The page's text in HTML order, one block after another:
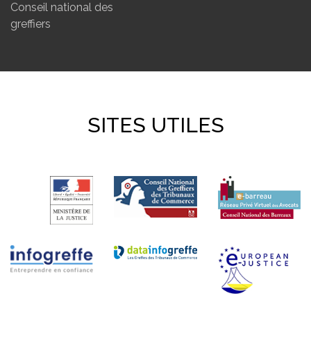
Conseil national des
greffiers
SITES UTILES